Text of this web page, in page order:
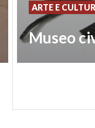
Museo
ARTE E